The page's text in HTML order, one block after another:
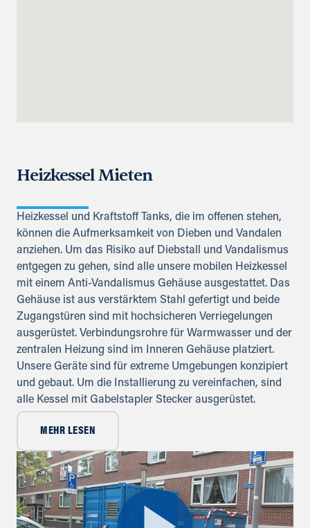
Heizkessel Mieten
Heizkessel und Kraftstoff Tanks, die im offenen stehen,
können die Aufmerksamkeit von Dieben und Vandalen
anziehen. Um das Risiko auf Diebstall und Vandalismus
entgegen zu gehen, sind alle unsere mobilen Heizkessel
mit einem Anti-Vandalismus Gehäuse ausgestattet. Das
Gehäuse ist aus verstärktem Stahl gefertigt und beide
Zugangstüren sind mit hochsicheren Verriegelungen
ausgerüstet. Verbindungsrohre für Warmwasser und der
zentralen Heizung sind im Inneren Gehäuse platziert.
Unsere Geräte sind für extreme Umgebungen konzipiert
und gebaut. Um die Installierung zu vereinfachen, sind
alle Kessel mit Gabelstapler Stecker ausgerüstet.
MEHR LESEN